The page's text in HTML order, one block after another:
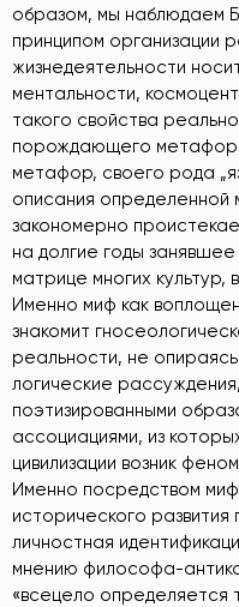
образом, мы наблюдаем
принципом организации
жизнедеятельности
ментальности,
такого свойства
порождающего
метафор, своего рода
описания
закономерно
на долгие годы
матрице многих культур,
Именно миф как
знакомит
реальности, не
логические
поэтизированными
ассоциациями, из
цивилизации возник
Именно посредством
исторического
личностная
мнению философа-
«всецело определяется